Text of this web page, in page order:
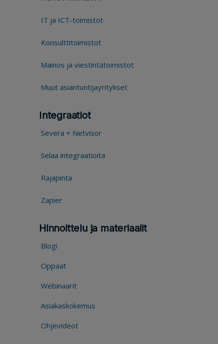
IT ja ICT-toimistot
Konsulttitoimistot
Mainos ja viestintätoimistot
Muut asiantuntijayritykset
Integraatiot
Severa + Netvisor
Selaa integraatioita
Rajapinta
Zapier
Hinnoittelu ja materiaalit
Blogi
Oppaat
Webinaarit
Asiakaskokemus
Ohjevideot